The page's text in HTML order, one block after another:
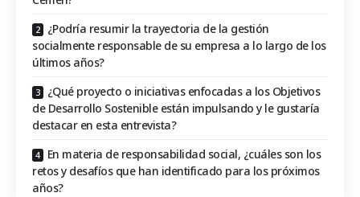
¿Podría resumir la trayectoria de la gestión
socialmente responsable de su empresa a lo largo de los
últimos años?
¿Qué proyecto o iniciativas enfocadas a los Objetivos
de Desarrollo Sostenible están impulsando y le gustaría
destacar en esta entrevista?
En materia de responsabilidad social, ¿cuáles son los
retos y desafíos que han identificado para los próximos
años?